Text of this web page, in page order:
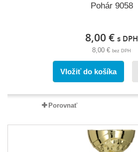
Pohár 9058
8,00 € s DPH
8,00 € bez DPH
Vložiť do košíka
Porovnať